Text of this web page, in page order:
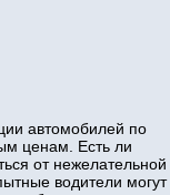
автомобилей по
ценам. Есть ли
от нежелательной
водители могут